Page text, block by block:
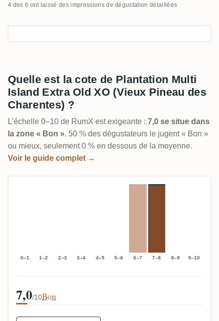
4 des 6 ont laissé des impressions de dégustation détaillées
Quelle est la cote de Plantation Multi
Island Extra Old XO (Vieux Pineau des
Charentes) ?
L’échelle 0–10 de RumX est exigeante : 7,0 se situe dans
la zone « Bon ». 50 % des dégustateurs le jugent « Bon »
ou mieux, seulement 0 % en dessous de la moyenne.
Voir le guide complet →
0–1 1–2 2–3 3–4 4–5 5–6 6–7 7–8 8–9 9–10
7,0/10Bon